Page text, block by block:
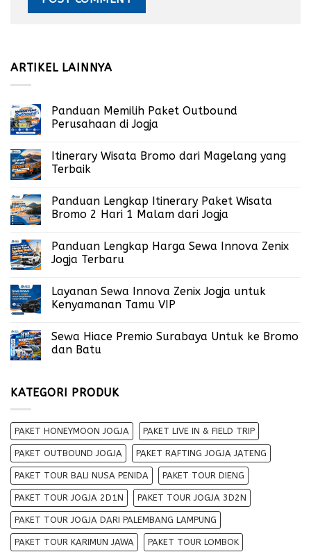
ARTIKEL LAINNYA
Panduan Memilih Paket Outbound
Perusahaan di Jogja
Itinerary Wisata Bromo dari Magelang yang
Terbaik
Panduan Lengkap Itinerary Paket Wisata
Bromo 2 Hari 1 Malam dari Jogja
Panduan Lengkap Harga Sewa Innova Zenix
Jogja Terbaru
Layanan Sewa Innova Zenix Jogja untuk
Kenyamanan Tamu VIP
Sewa Hiace Premio Surabaya Untuk ke Bromo
dan Batu
KATEGORI PRODUK
PAKET HONEYMOON JOGJA PAKET LIVE IN & FIELD TRIP
PAKET OUTBOUND JOGJA PAKET RAFTING JOGJA JATENG
PAKET TOUR BALI NUSA PENIDA PAKET TOUR DIENG
PAKET TOUR JOGJA 2D1N PAKET TOUR JOGJA 3D2N
PAKET TOUR JOGJA DARI PALEMBANG LAMPUNG
PAKET TOUR KARIMUN JAWA PAKET TOUR LOMBOK